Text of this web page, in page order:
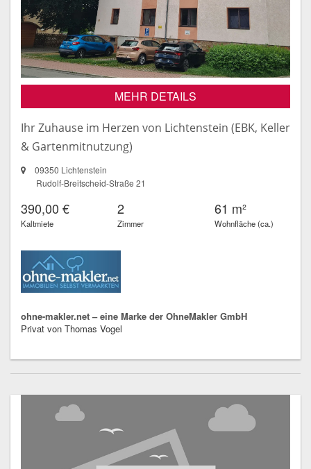
MEHR DETAILS
Ihr Zuhause im Herzen von Lichtenstein (EBK, Keller
& Gartenmitnutzung)
09350 Lichtenstein
Rudolf-Breitscheid-Straße 21
390,00 €
Kaltmiete
2
Zimmer
61 m²
Wohnfläche (ca.)
ohne-makler.net – eine Marke der OhneMakler GmbH
Privat von Thomas Vogel